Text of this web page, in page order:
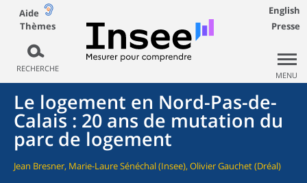
Aide
Thèmes
RECHERCHE
English
Presse
MENU
Le logement en Nord-Pas-de-
Calais : 20 ans de mutation du
parc de logement
Jean Bresner, Marie-Laure Sénéchal (Insee), Olivier Gauchet (Dréal)